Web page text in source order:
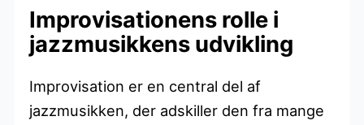
Improvisationens rolle i
jazzmusikkens udvikling
Improvisation er en central del af
jazzmusikken, der adskiller den fra mange